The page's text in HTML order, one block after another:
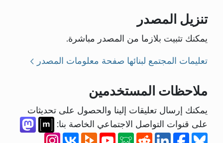
تنزيل المصدر
يمكنك تثبيت بلازما من المصدر مباشرة.
تعليمات المجتمع لبنائها صفحة معلومات المصدر
ملاحظات المستخدمين
يمكنك إرسال تعليقات إلينا والحصول على تحديثات
على قنوات التواصل الاجتماعي الخاصة بنا: